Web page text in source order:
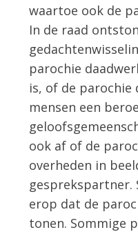
waartoe ook de
In de raad
parochie
is, of de parochie
mensen een
ook af of de
overheden in
gesprekspartner.
erop dat de
tonen. Sommige